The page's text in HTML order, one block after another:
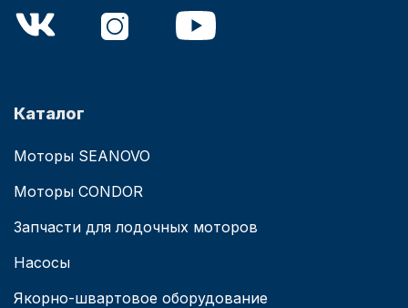
Каталог
Моторы SEANOVO
Моторы CONDOR
Запчасти для лодочных моторов
Насосы
Якорно-швартовое оборудование